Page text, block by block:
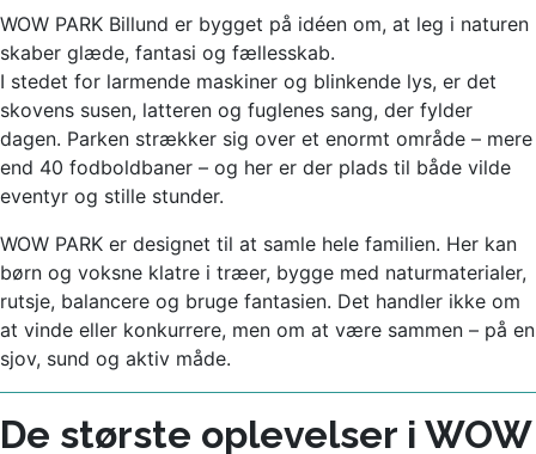
WOW PARK Billund er bygget på idéen om, at leg i naturen
skaber glæde, fantasi og fællesskab.
I stedet for larmende maskiner og blinkende lys, er det
skovens susen, latteren og fuglenes sang, der fylder
dagen. Parken strækker sig over et enormt område – mere
end 40 fodboldbaner – og her er der plads til både vilde
eventyr og stille stunder.
WOW PARK er designet til at samle hele familien. Her kan
børn og voksne klatre i træer, bygge med naturmaterialer,
rutsje, balancere og bruge fantasien. Det handler ikke om
at vinde eller konkurrere, men om at være sammen – på en
sjov, sund og aktiv måde.
De største oplevelser i WOW